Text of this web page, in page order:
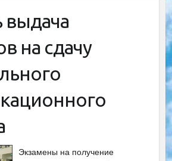
выдача
на сдачу
Экзамены на получение